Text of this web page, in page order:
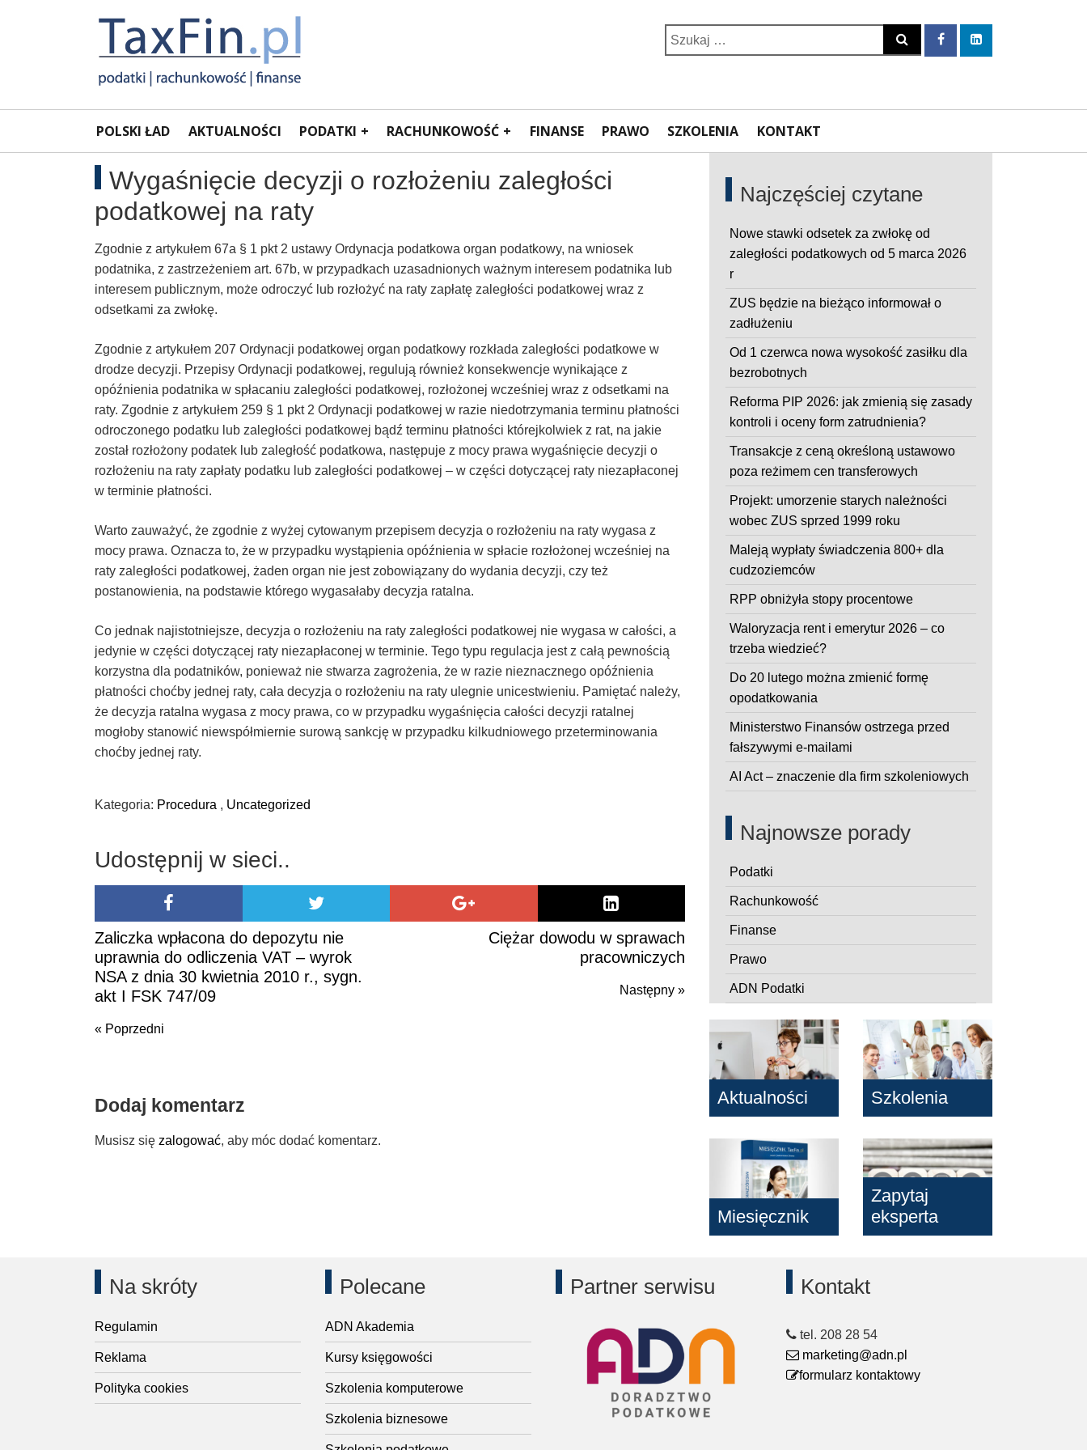
Rachunkowość,
Podatki,
VAT,
Orzeczenia
NSA
i
WSA
–
Taxfin.pl
Portal
dla
księgowych
Search
for:
Szukaj
POLSKI ŁAD AKTUALNOŚCI PODATKI RACHUNKOWOŚĆ FINANSE PRAWO SZKOLENIA KONTAKT
Wygaśnięcie decyzji o rozłożeniu zaległości
podatkowej na raty
Zgodnie z artykułem 67a § 1 pkt 2 ustawy Ordynacja podatkowa organ podatkowy, na wniosek
podatnika, z zastrzeżeniem art. 67b, w przypadkach uzasadnionych ważnym interesem podatnika lub
interesem publicznym, może odroczyć lub rozłożyć na raty zapłatę zaległości podatkowej wraz z
odsetkami za zwłokę.
Zgodnie z artykułem 207 Ordynacji podatkowej organ podatkowy rozkłada zaległości podatkowe w
drodze decyzji. Przepisy Ordynacji podatkowej, regulują również konsekwencje wynikające z
opóźnienia podatnika w spłacaniu zaległości podatkowej, rozłożonej wcześniej wraz z odsetkami na
raty. Zgodnie z artykułem 259 § 1 pkt 2 Ordynacji podatkowej w razie niedotrzymania terminu płatności
odroczonego podatku lub zaległości podatkowej bądź terminu płatności którejkolwiek z rat, na jakie
został rozłożony podatek lub zaległość podatkowa, następuje z mocy prawa wygaśnięcie decyzji o
rozłożeniu na raty zapłaty podatku lub zaległości podatkowej – w części dotyczącej raty niezapłaconej
w terminie płatności.
Warto zauważyć, że zgodnie z wyżej cytowanym przepisem decyzja o rozłożeniu na raty wygasa z
mocy prawa. Oznacza to, że w przypadku wystąpienia opóźnienia w spłacie rozłożonej wcześniej na
raty zaległości podatkowej, żaden organ nie jest zobowiązany do wydania decyzji, czy też
postanowienia, na podstawie którego wygasałaby decyzja ratalna.
Co jednak najistotniejsze, decyzja o rozłożeniu na raty zaległości podatkowej nie wygasa w całości, a
jedynie w części dotyczącej raty niezapłaconej w terminie. Tego typu regulacja jest z całą pewnością
korzystna dla podatników, ponieważ nie stwarza zagrożenia, że w razie nieznacznego opóźnienia
płatności choćby jednej raty, cała decyzja o rozłożeniu na raty ulegnie unicestwieniu. Pamiętać należy,
że decyzja ratalna wygasa z mocy prawa, co w przypadku wygaśnięcia całości decyzji ratalnej
mogłoby stanowić niewspółmiernie surową sankcję w przypadku kilkudniowego przeterminowania
choćby jednej raty.
Kategoria: Procedura , Uncategorized
Udostępnij w sieci..
Zaliczka wpłacona do depozytu nie
uprawnia do odliczenia VAT – wyrok
NSA z dnia 30 kwietnia 2010 r., sygn.
akt I FSK 747/09
« Poprzedni
Ciężar dowodu w sprawach
pracowniczych
Następny »
Nastepny
Dodaj komentarz
Musisz się zalogować, aby móc dodać komentarz.
Najczęściej czytane
Nowe stawki odsetek za zwłokę od
zaległości podatkowych od 5 marca 2026
r
ZUS będzie na bieżąco informował o
zadłużeniu
Od 1 czerwca nowa wysokość zasiłku dla
bezrobotnych
Reforma PIP 2026: jak zmienią się zasady
kontroli i oceny form zatrudnienia?
Transakcje z ceną określoną ustawowo
poza reżimem cen transferowych
Projekt: umorzenie starych należności
wobec ZUS sprzed 1999 roku
Maleją wypłaty świadczenia 800+ dla
cudzoziemców
RPP obniżyła stopy procentowe
Waloryzacja rent i emerytur 2026 – co
trzeba wiedzieć?
Do 20 lutego można zmienić formę
opodatkowania
Ministerstwo Finansów ostrzega przed
fałszywymi e-mailami
AI Act – znaczenie dla firm szkoleniowych
Najnowsze porady
Podatki
Rachunkowość
Finanse
Prawo
ADN Podatki
Aktualności Szkolenia
Miesięcznik
Zapytaj
eksperta
Na skróty
Regulamin
Reklama
Polityka cookies
Polecane
ADN Akademia
Kursy księgowości
Szkolenia komputerowe
Szkolenia biznesowe
Partner serwisu Kontakt
tel. 208 28 54
marketing@adn.pl
formularz kontaktowy